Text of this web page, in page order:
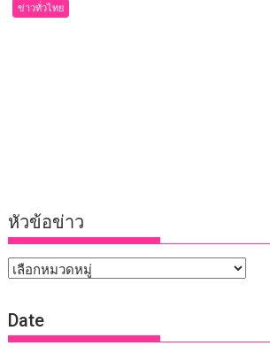
ข่าวทั่วไทย
หัวข้อข่าว
หัวข้อ
Date